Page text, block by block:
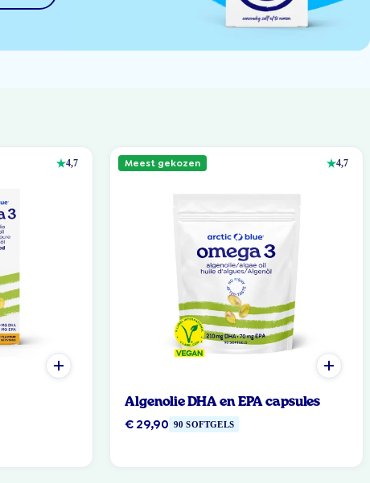
4,7 Meest gekozen 4,7
Algenolie DHA en EPA capsules
€ 29,90 90 SOFTGELS